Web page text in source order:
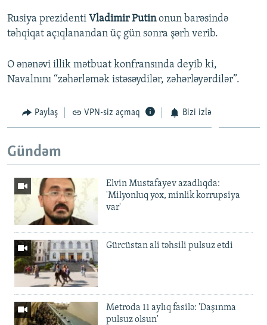
Rusiya prezidenti Vladimir Putinonun barəsində
təhqiqat açıqlanandan üç gün sonra şərh verib.
O ənənəvi illik mətbuat konfransında deyib ki,
Navalnını “zəhərləmək istəsəydilər, zəhərləyərdilər”.
Paylaş VPN-siz açmaq Bizi izlə
Gündəm
Elvin Mustafayev azadlıqda:
'Milyonluq yox, minlik korrupsiya
var'
Gürcüstan ali təhsili pulsuz etdi
Metroda 11 aylıq fasilə: 'Daşınma
pulsuz olsun'